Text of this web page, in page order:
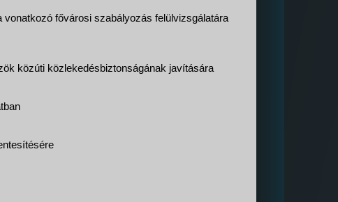
fővárosi szabályozás felülvizsgálatára
közúti közlekedésbiztonságának javítására